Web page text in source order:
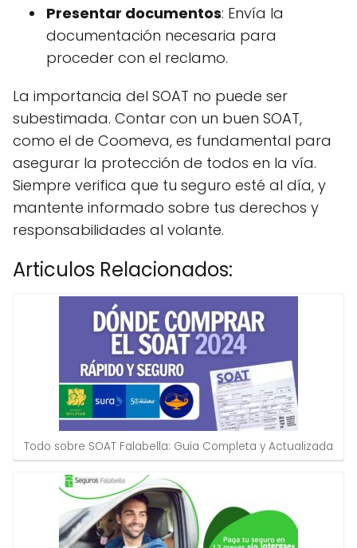
Presentar documentos: Envía la
documentación necesaria para
proceder con el reclamo.
La importancia del SOAT no puede ser
subestimada. Contar con un buen SOAT,
como el de Coomeva, es fundamental para
asegurar la protección de todos en la vía.
Siempre verifica que tu seguro esté al día, y
mantente informado sobre tus derechos y
responsabilidades al volante.
Articulos Relacionados:
Todo sobre SOAT Falabella: Guía Completa y Actualizada